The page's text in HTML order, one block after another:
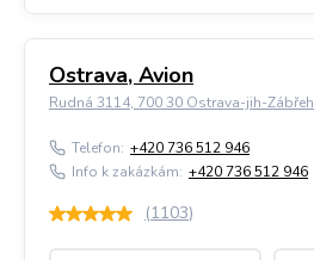
Ostrava, Avion
Rudná 3114, 700 30 Ostrava-jih-Zábřeh
Telefon: +420 736 512 946
Info k zakázkám: +420 736 512 946
(1103)